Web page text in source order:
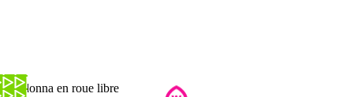
Madonna en roue libre